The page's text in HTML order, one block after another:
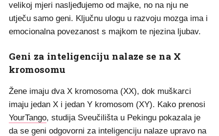
velikoj mjeri nasljeđujemo od majke, no na nju ne
utječu samo geni. Ključnu ulogu u razvoju mozga ima i
emocionalna povezanost s majkom te njezina ljubav.
Geni za inteligenciju nalaze se na X
kromosomu
Žene imaju dva X kromosoma (XX), dok muškarci
imaju jedan X i jedan Y kromosom (XY). Kako prenosi
YourTango, studija Sveučilišta u Pekingu pokazala je
da se geni odgovorni za inteligenciju nalaze upravo na